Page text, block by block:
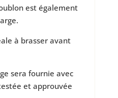
est également
à brasser avant
sera fournie avec
et approuvée